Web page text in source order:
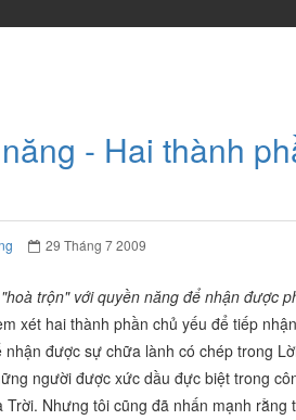
- Hai thành
29 Tháng 7 2009
trộn" với quyền năng để nhận được
xét hai thành phần chủ yếu để tiếp
được sự chữa lành có chép trong
người được xức dầu đực biệt trong
Nhưng tôi cũng đã nhấn mạnh